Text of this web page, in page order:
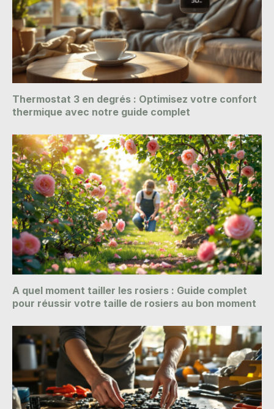
Thermostat 3 en degrés : Optimisez votre confort
thermique avec notre guide complet
A quel moment tailler les rosiers : Guide complet
pour réussir votre taille de rosiers au bon moment